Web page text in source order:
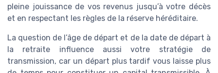
pleine jouissance de vos revenus jusqu’à votre décès
et en respectant les règles de la réserve héréditaire.
La question de l’âge de départ et de la date de départ à
la retraite influence aussi votre stratégie de
transmission, car un départ plus tardif vous laisse plus